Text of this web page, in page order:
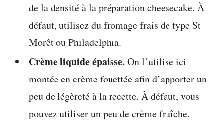
de la densité à la préparation cheesecake. À
défaut, utilisez du fromage frais de type St
Morêt ou Philadelphia.
Crème liquide épaisse. On l’utilise ici
montée en crème fouettée afin d’apporter un
peu de légèreté à la recette. À défaut, vous
pouvez utiliser un peu de crème fraîche.